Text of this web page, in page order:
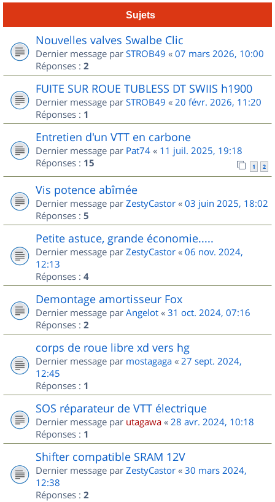
Sujets
Nouvelles valves Swalbe Clic
Dernier message par STROB49 « 07 mars 2026, 10:00
Réponses : 2
FUITE SUR ROUE TUBLESS DT SWIIS h1900
Dernier message par STROB49 « 20 févr. 2026, 11:20
Réponses : 1
Entretien d'un VTT en carbone
Dernier message par Pat74 « 11 juil. 2025, 19:18
Réponses : 15 1 2
Vis potence abîmée
Dernier message par ZestyCastor « 03 juin 2025, 18:02
Réponses : 5
Petite astuce, grande économie.....
Dernier message par ZestyCastor « 06 nov. 2024,
12:13
Réponses : 4
Demontage amortisseur Fox
Dernier message par Angelot « 31 oct. 2024, 07:16
Réponses : 2
corps de roue libre xd vers hg
Dernier message par mostagaga « 27 sept. 2024,
12:45
Réponses : 1
SOS réparateur de VTT électrique
Dernier message par utagawa « 28 avr. 2024, 10:18
Réponses : 1
Shifter compatible SRAM 12V
Dernier message par ZestyCastor « 30 mars 2024,
12:38
Réponses : 2